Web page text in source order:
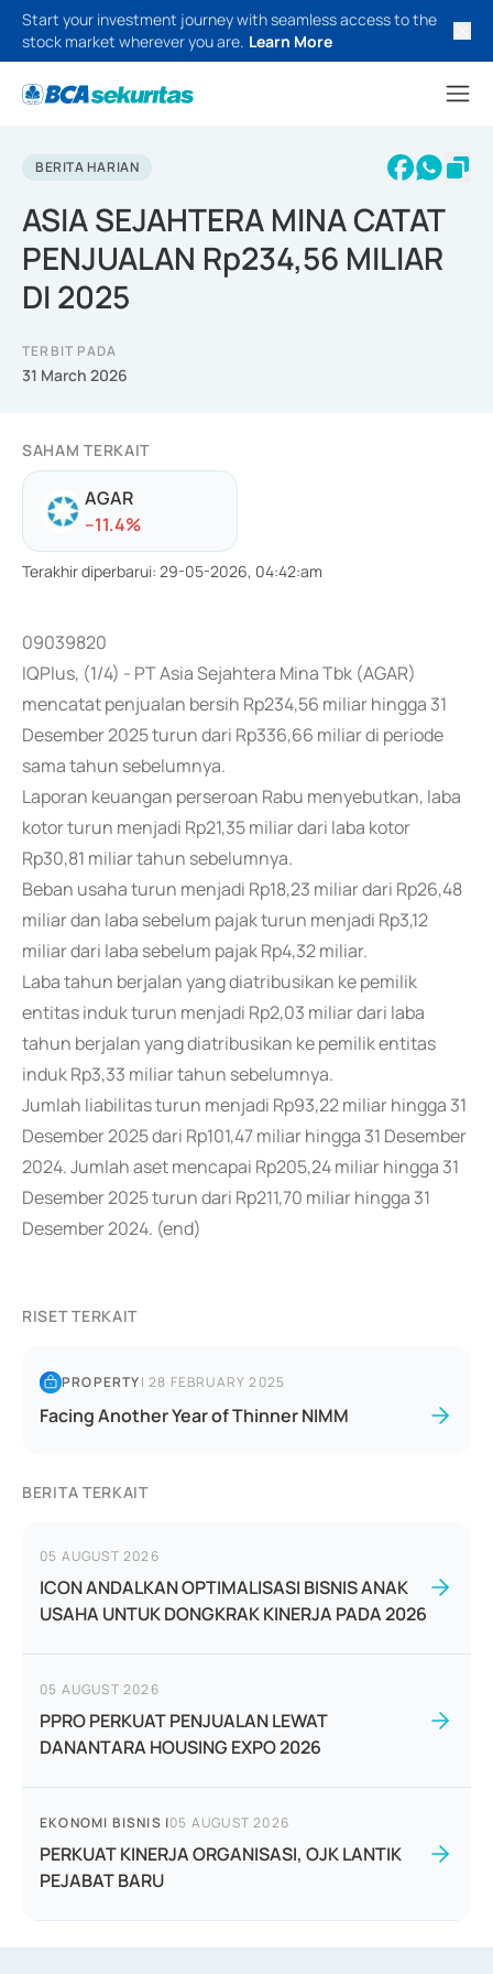
Start your investment journey with seamless access to the
stock market wherever you are. Learn More
BERITA HARIAN
ASIA SEJAHTERA MINA CATAT
PENJUALAN Rp234,56 MILIAR
DI 2025
TERBIT PADA
31 March 2026
SAHAM TERKAIT
AGAR
--11.4%
Terakhir diperbarui: 29-05-2026, 04:42:am
09039820
IQPlus, (1/4) - PT Asia Sejahtera Mina Tbk (AGAR)
mencatat penjualan bersih Rp234,56 miliar hingga 31
Desember 2025 turun dari Rp336,66 miliar di periode
sama tahun sebelumnya.
Laporan keuangan perseroan Rabu menyebutkan, laba
kotor turun menjadi Rp21,35 miliar dari laba kotor
Rp30,81 miliar tahun sebelumnya.
Beban usaha turun menjadi Rp18,23 miliar dari Rp26,48
miliar dan laba sebelum pajak turun menjadi Rp3,12
miliar dari laba sebelum pajak Rp4,32 miliar.
Laba tahun berjalan yang diatribusikan ke pemilik
entitas induk turun menjadi Rp2,03 miliar dari laba
tahun berjalan yang diatribusikan ke pemilik entitas
induk Rp3,33 miliar tahun sebelumnya.
Jumlah liabilitas turun menjadi Rp93,22 miliar hingga 31
Desember 2025 dari Rp101,47 miliar hingga 31 Desember
2024. Jumlah aset mencapai Rp205,24 miliar hingga 31
Desember 2025 turun dari Rp211,70 miliar hingga 31
Desember 2024. (end)
RISET TERKAIT
PROPERTY|28 FEBRUARY 2025
Facing Another Year of Thinner NIMM
BERITA TERKAIT
05 AUGUST 2026
ICON ANDALKAN OPTIMALISASI BISNIS ANAK
USAHA UNTUK DONGKRAK KINERJA PADA 2026
05 AUGUST 2026
PPRO PERKUAT PENJUALAN LEWAT
DANANTARA HOUSING EXPO 2026
EKONOMI BISNIS |05 AUGUST 2026
PERKUAT KINERJA ORGANISASI, OJK LANTIK
PEJABAT BARU